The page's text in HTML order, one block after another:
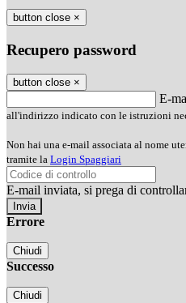
button close ×
Recupero password
button close ×
E-
all'indirizzo indicato con le istruzioni
Non hai una e-mail associata al nome
tramite la Login Spaggiari
E-mail inviata, si prega di
Errore
Chiudi
Successo
Chiudi